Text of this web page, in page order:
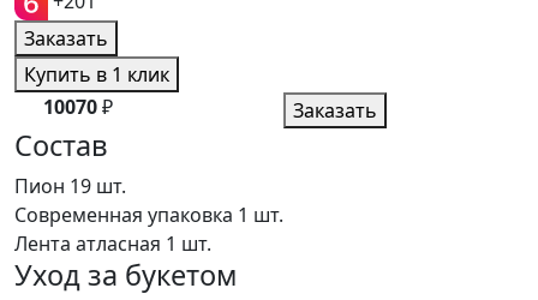
Заказать
Купить в 1 клик
10070₽ Заказать
Состав
Пион 19 шт.
Современная упаковка 1 шт.
Лента атласная 1 шт.
Уход за букетом